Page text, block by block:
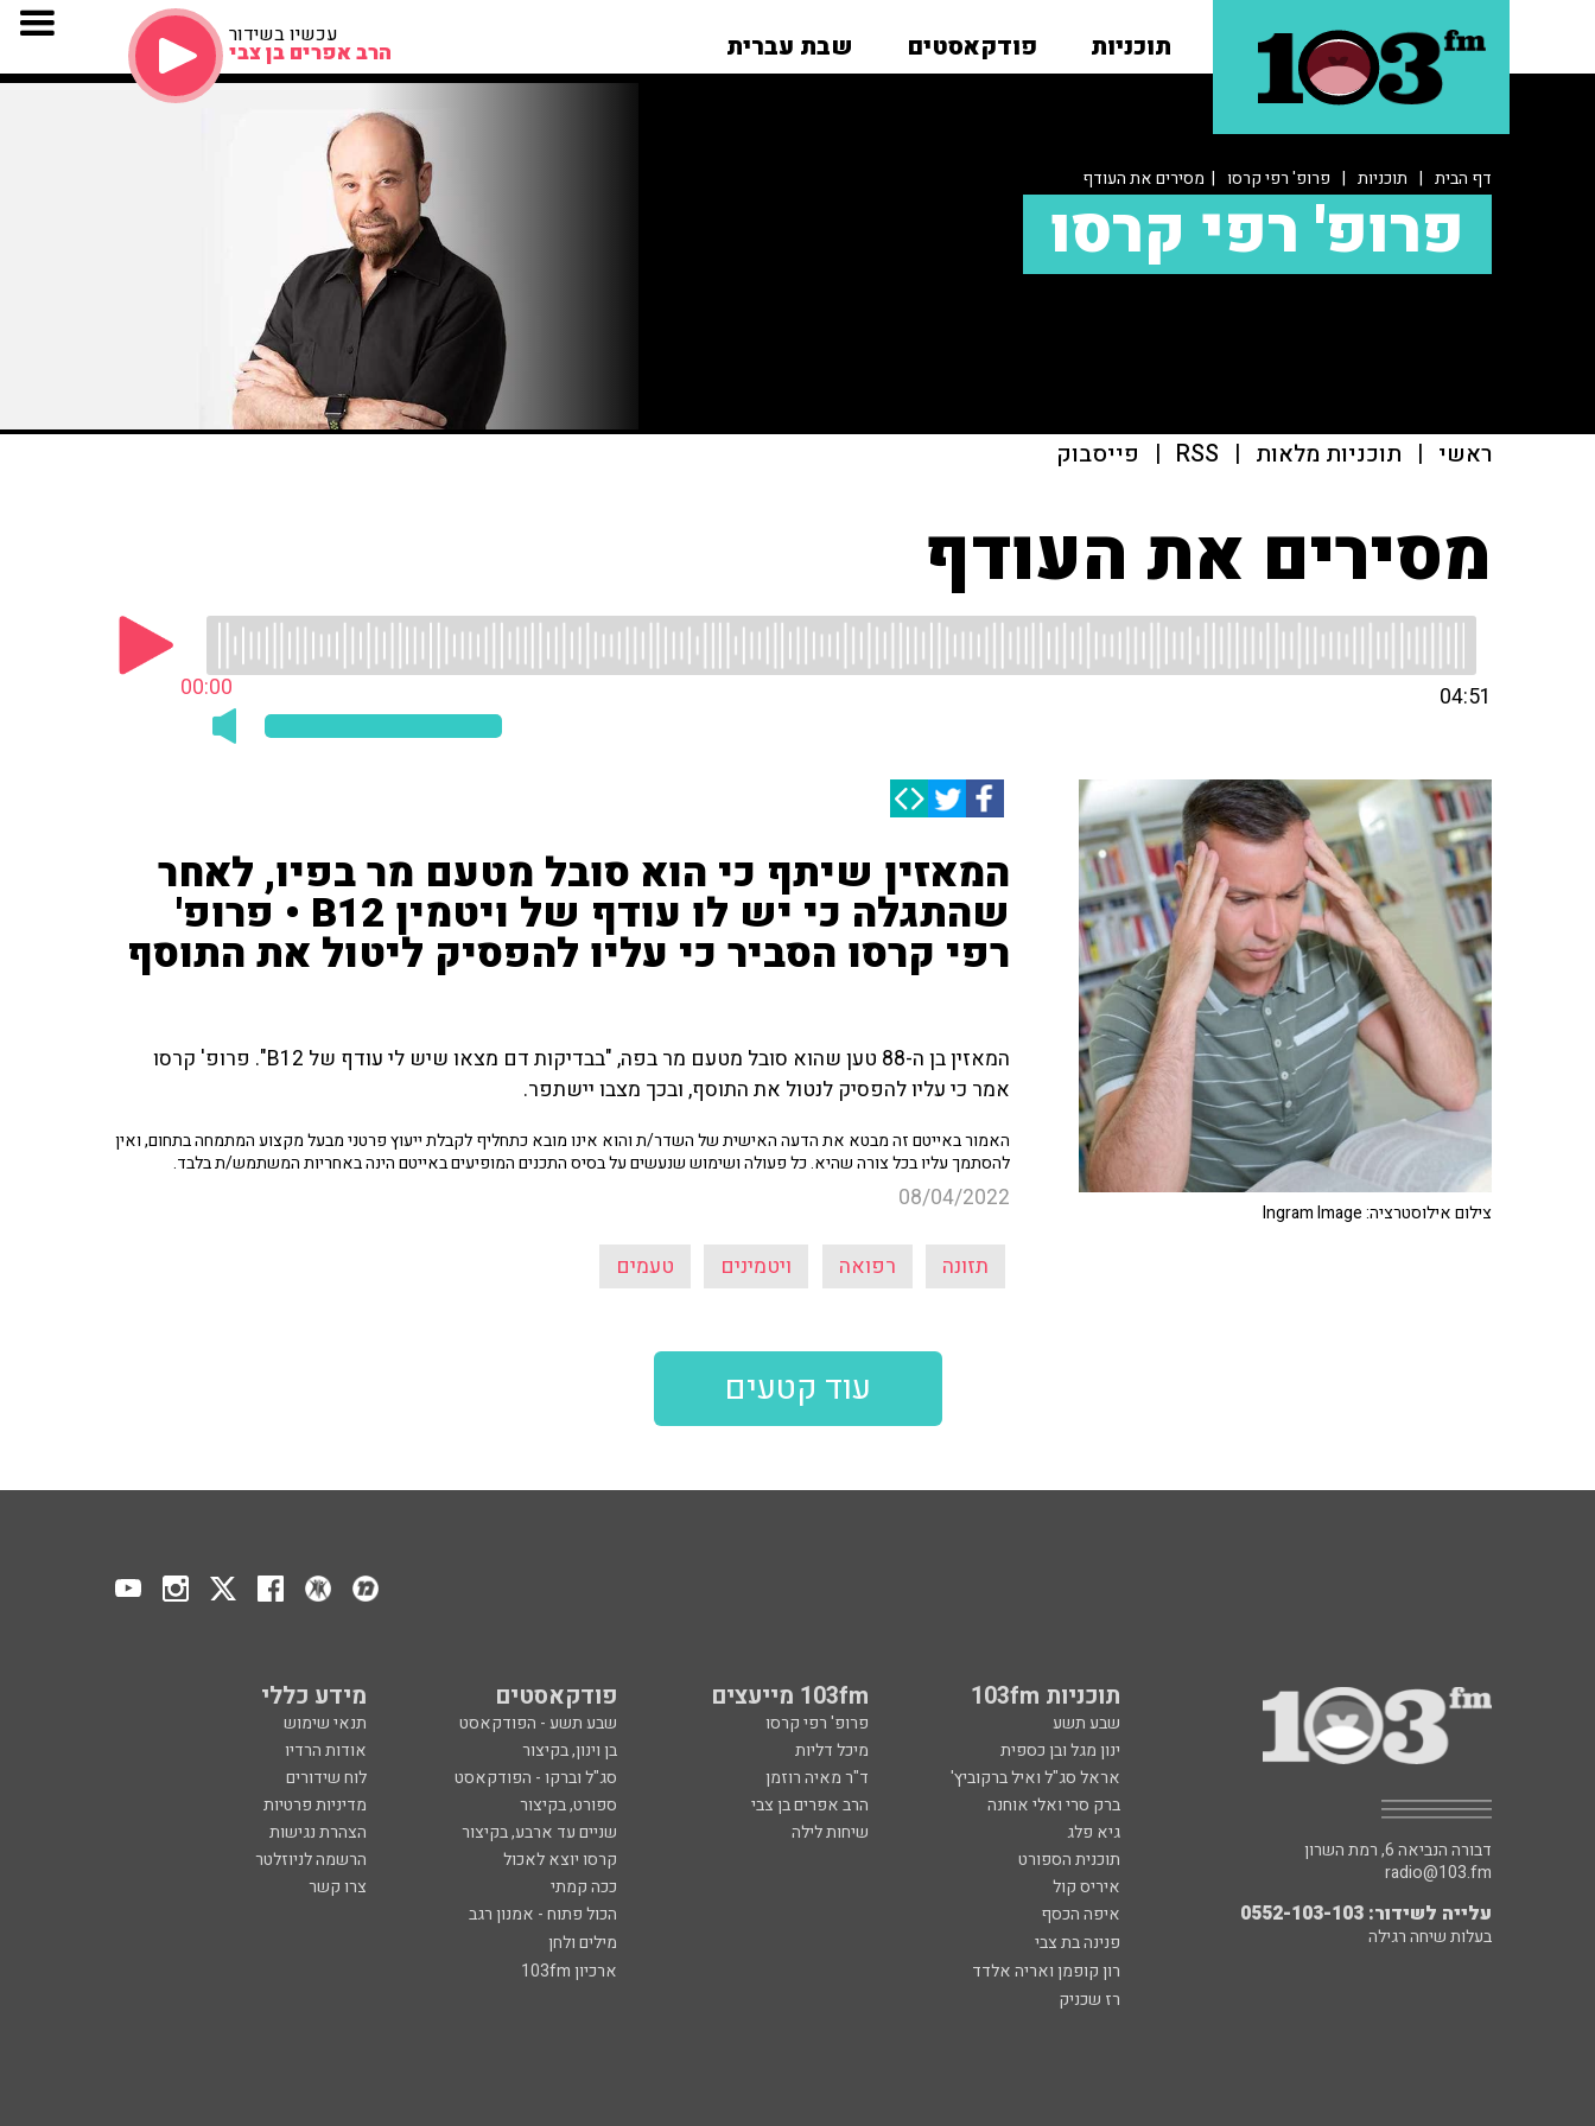
תוכניות פודקאסטים שבת עברית עכשיו בשידור
הרב אפרים בן צבי
דף הבית | תוכניות | פרופ' רפי קרסו | מסירים את העודף
פרופ' רפי קרסו
ראשי | תוכניות מלאות |
RSS
| פייסבוק
מסירים את העודף
00:00 04:51
המאזין שיתף כי הוא סובל מטעם מר בפיו, לאחר
שהתגלה כי יש לו עודף של ויטמין B12 • פרופ'
רפי קרסו הסביר כי עליו להפסיק ליטול את התוסף
המאזין בן ה-88 טען שהוא סובל מטעם מר בפה, "בבדיקות דם מצאו שיש לי עודף של B12". פרופ' קרסו
אמר כי עליו להפסיק לנטול את התוסף, ובכך מצבו יישתפר.
האמור באייטם זה מבטא את הדעה האישית של השדר/ת והוא אינו מובא כתחליף לקבלת ייעוץ פרטני מבעל מקצוע המתמחה בתחום, ואין
להסתמך עליו בכל צורה שהיא. כל פעולה ושימוש שנעשים על בסיס התכנים המופיעים באייטם הינה באחריות המשתמש/ת בלבד.
08/04/2022
תזונה רפואה ויטמינים טעמים
צילום אילוסטרציה: Ingram Image
עוד קטעים
תוכניות 103fm 103fm מייעצים פודקאסטים מידע כללי
שבע תשע פרופ' רפי קרסו שבע תשע - הפודקאסט
תנאי שימוש
ינון מגל ובן כספית
מיכל דליות בן וינון, בקיצור
אודות הרדיו
אראל סג"ל ואיל ברקוביץ'
ד"ר מאיה רוזמן סג"ל וברקו - הפודקאסט
לוח שידורים
ברק סרי ואלי אוחנה
הרב אפרים בן צבי ספורט, בקיצור
מדיניות פרטיות
גיא פלג
שיחות לילה שניים עד ארבע, בקיצור
הצהרת נגישות
תוכנית הספורט
קרסו יוצא לאכול
הרשמה לניוזלטר
איריס קול
ככה קמתי
צרו קשר
איפה הכסף
הכול פתוח - אמנון רגב
פנינה בת צבי
מילים ולחן
רון קופמן ואריה אלדד
ארכיון 103fm
רז שכניק
דבורה הנביאה 6, רמת השרון
radio@103.fm
עלייה לשידור: 0552-103-103
בעלות שיחה רגילה